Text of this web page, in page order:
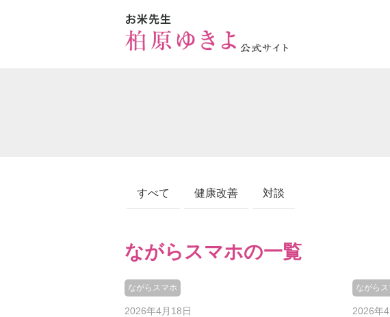
すべて 健康改善 対談
ながらスマホの一覧
ながらスマホ
2026年4月18日
ながら
2026年